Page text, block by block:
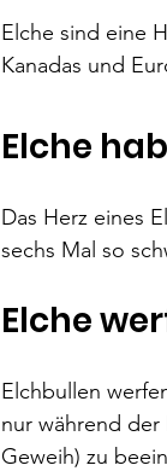
Elche sind eine
Kanadas und
Elche
Das Herz eines
sechs Mal so
Elche
Elchbullen
nur während
Geweih) zu